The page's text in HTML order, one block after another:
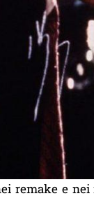
remake e nei